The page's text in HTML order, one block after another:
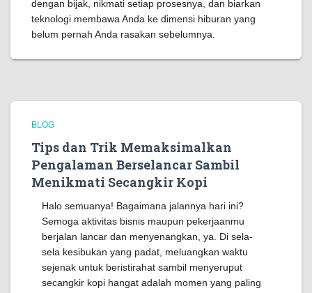
dengan bijak, nikmati setiap prosesnya, dan biarkan
teknologi membawa Anda ke dimensi hiburan yang
belum pernah Anda rasakan sebelumnya.
BLOG
Tips dan Trik Memaksimalkan
Pengalaman Berselancar Sambil
Menikmati Secangkir Kopi
Halo semuanya! Bagaimana jalannya hari ini?
Semoga aktivitas bisnis maupun pekerjaanmu
berjalan lancar dan menyenangkan, ya. Di sela-
sela kesibukan yang padat, meluangkan waktu
sejenak untuk beristirahat sambil menyeruput
secangkir kopi hangat adalah momen yang paling